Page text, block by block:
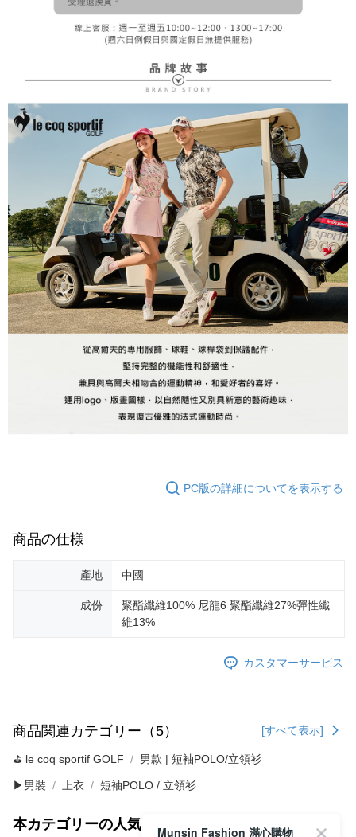
PC版の詳細についてを表示する
商品の仕様
產地 中國
成份
聚酯纖維100% 尼龍6 聚酯纖維27%彈性纖
維13%
カスタマーサービス
商品関連カテゴリー（5） [すべて表示]
⛳️ le coq sportif GOLF 男款 | 短袖POLO/立領衫
▶男裝 上衣 短袖POLO / 立領衫
本カテゴリーの人気商品 サイト全体のランキング
Munsin Fashion 滿心購物